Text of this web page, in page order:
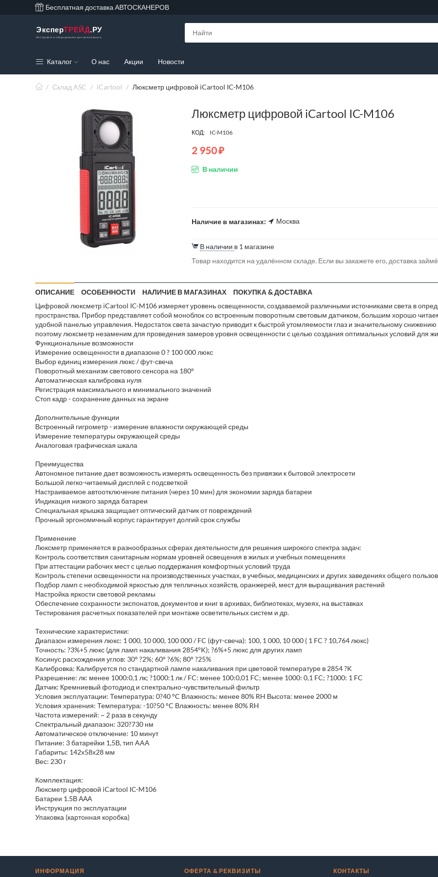
Бесплатная доставка АВТОСКАНЕРОВ
ЭксперТРЕЙД.РУ
Инструмент и оборудование для автосервиса
Каталог О нас Акции Новости
/ Склад ASC / iCartool / Люксметр цифровой iCartool IC-M106
Люксметр цифровой iCartool IC-M106
КОД: IC-M106
2 950₽
В наличии
Наличие в магазинах: Москва
В наличии в 1 магазине
Товар находится на удалённом складе. Если вы закажете его, доставка
ОПИСАНИЕ ОСОБЕННОСТИ НАЛИЧИЕ В МАГАЗИНАХ
ПОКУПКА & ДОСТАВКА
Цифровой люксметр iCartool IC-M106 измеряет уровень освещенности, создаваемой различными источниками света в
пространства. Прибор представляет собой моноблок со встроенным поворотным световым датчиком, большим хорошо
удобной панелью управления. Недостаток света зачастую приводит к быстрой утомляемости глаз и значительному снижению
поэтому люксметр незаменим для проведения замеров уровня освещенности с целью создания оптимальных условий для
Функциональные возможности
Измерение освещенности в диапазоне 0 ? 100 000 люкс
Выбор единиц измерения люкс / фут-свеча
Поворотный механизм светового сенсора на 180°
Автоматическая калибровка нуля
Регистрация максимального и минимального значений
Стоп кадр - сохранение данных на экране
Дополнительные функции
Встроенный гигрометр - измерение влажности окружающей среды
Измерение температуры окружающей среды
Аналоговая графическая шкала
Преимущества
Автономное питание дает возможность измерять освещенность без привязки к бытовой электросети
Большой легко-читаемый дисплей с подсветкой
Настраиваемое автоотключение питания (через 10 мин) для экономии заряда батареи
Индикация низкого заряда батареи
Специальная крышка защищает оптический датчик от повреждений
Прочный эргономичный корпус гарантирует долгий срок службы
Применение
Люксметр применяется в разнообразных сферах деятельности для решения широкого спектра задач:
Контроль соответствия санитарным нормам уровней освещения в жилых и учебных помещениях
При аттестации рабочих мест с целью поддержания комфортных условий труда
Контроль степени освещенности на производственных участках, в учебных, медицинских и других заведениях общего
Подбор ламп с необходимой яркостью для тепличных хозяйств, оранжерей, мест для выращивания растений
Настройка яркости световой рекламы
Обеспечение сохранности экспонатов, документов и книг в архивах, библиотеках, музеях, на выставках
Тестирования расчетных показателей при монтаже осветительных систем и др.
Технические характеристики:
Диапазон измерения люкс: 1 000, 10 000, 100 000 / FC (фут-свеча): 100, 1 000, 10 000 ( 1 FC ? 10,764 люкс)
Точность: ?3%+5 люкс (для ламп накаливания 2854°K); ?6%+5 люкс для других ламп
Косинус расхождения углов: 30° ?2%; 60° ?6%; 80° ?25%
Калибровка: Калибруется по стандартной лампе накаливания при цветовой температуре в 2854 ?K
Разрешение: лк: менее 1000:0,1 лк; ?1000:1 лк / FC: менее 100:0,01 FC; менее 1000: 0,1 FC; ?1000: 1 FC
Датчик: Кремниевый фотодиод и спектрально-чувствительный фильтр
Условия эксплуатации: Температура: 0?40 °C Влажность: менее 80% RH Высота: менее 2000 м
Условия хранения: Температура: -10?50 °C Влажность: менее 80% RH
Частота измерений: ~ 2 раза в секунду
Спектральный диапазон: 320?730 нм
Автоматическое отключение: 10 минут
Питание: 3 батарейки 1,5В, тип AAA
Габариты: 142х58х28 мм
Вес: 230 г
Комплектация:
Люксметр цифровой iCartool IC-M106
Батареи 1.5В ААА
Инструкция по эксплуатации
Упаковка (картонная коробка)
ИНФОРМАЦИЯ ОФЕРТА & РЕКВИЗИТЫ КОНТАКТЫ